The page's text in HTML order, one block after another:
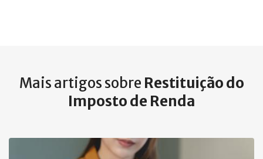
Mais artigos sobre Restituição do
Imposto de Renda